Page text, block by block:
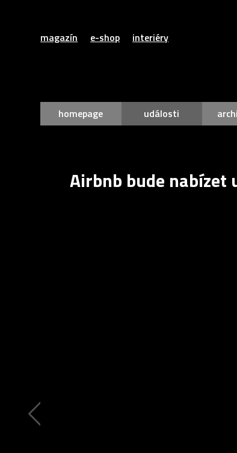
magazín e-shop interiéry
homepage události
Airbnb bude nabízet